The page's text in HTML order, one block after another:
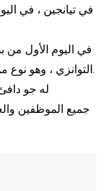
في تيانجين ، في
في اليوم الأول من
التوانزي ، وهو نوع من الطعام الصيني التقليدي المصنوع من الأرز.
له جو